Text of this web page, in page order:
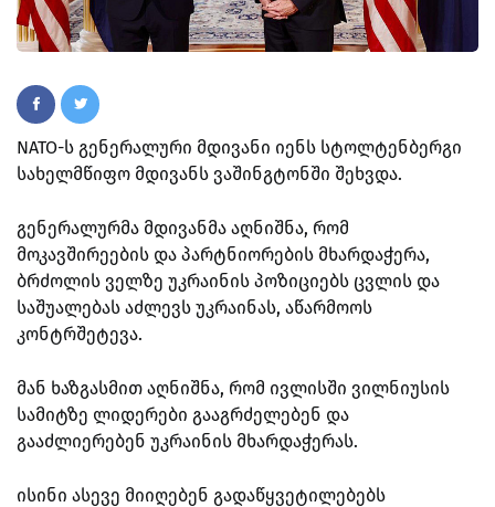
NATO-ს გენერალური მდივანი იენს სტოლტენბერგი
სახელმწიფო მდივანს ვაშინგტონში შეხვდა.
გენერალურმა მდივანმა აღნიშნა, რომ
მოკავშირეების და პარტნიორების მხარდაჭერა,
ბრძოლის ველზე უკრაინის პოზიციებს ცვლის და
საშუალებას აძლევს უკრაინას, აწარმოოს
კონტრშეტევა.
მან ხაზგასმით აღნიშნა, რომ ივლისში ვილნიუსის
სამიტზე ლიდერები გააგრძელებენ და
გააძლიერებენ უკრაინის მხარდაჭერას.
ისინი ასევე მიიღებენ გადაწყვეტილებებს